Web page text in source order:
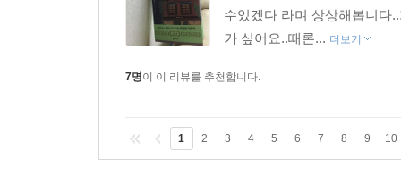
수있겠다 라며 상상해봅니다
가 싶어요..때론... 더보기
7명이 이 리뷰를 추천합니다.
1 2 3 4 5 6 7 8 9 10